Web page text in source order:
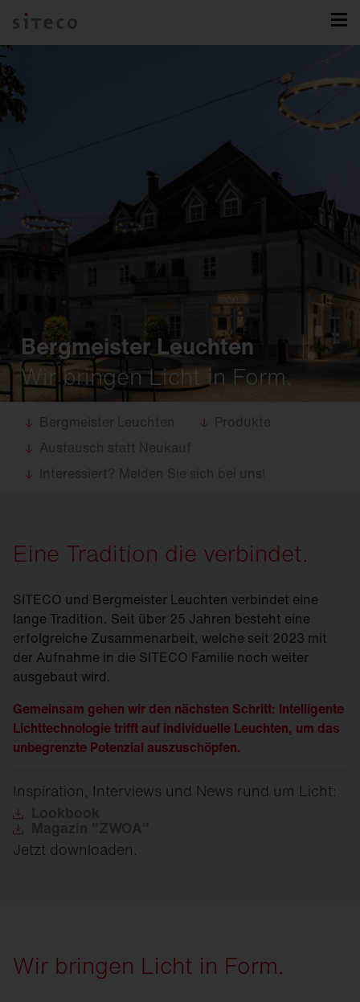
Bergmeister Leuchten
Wir bringen Licht in Form.
Bergmeister Leuchten
Produkte
Austausch statt Neukauf
Interessiert? Melden Sie sich bei uns!
Eine Tradition die verbindet.
SITECO und Bergmeister Leuchten verbindet eine
lange Tradition. Seit über 25 Jahren besteht eine
erfolgreiche Zusammenarbeit, welche seit 2023 mit
der Aufnahme in die SITECO Familie noch weiter
ausgebaut wird.
Gemeinsam gehen wir den nächsten Schritt: Intelligente
Lichttechnologie trifft auf individuelle Leuchten, um das
unbegrenzte Potenzial auszuschöpfen.
Inspiration, Interviews und News rund um Licht:
Jetzt downloaden.
Wir bringen Licht in Form.